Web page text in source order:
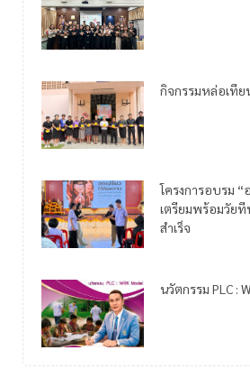
กิจกรรมหล่อเที
โครงการอบรม “
เตรียมพร้อมวัย
สำเร็จ
นวัตกรรม PLC :